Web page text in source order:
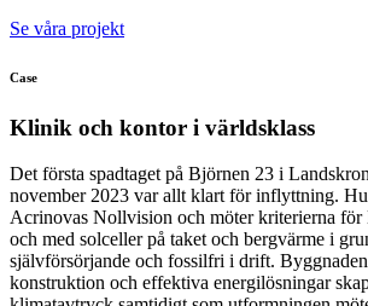
Se våra projekt
Case
Klinik och kontor i världsklass
Det första spadtaget på Björnen 23 i
november 2023 var allt klart för inflyttning.
Acrinovas Nollvision och möter kriterierna
och med solceller på taket och bergvärme i
självförsörjande och fossilfri i drift.
konstruktion och effektiva energilösningar